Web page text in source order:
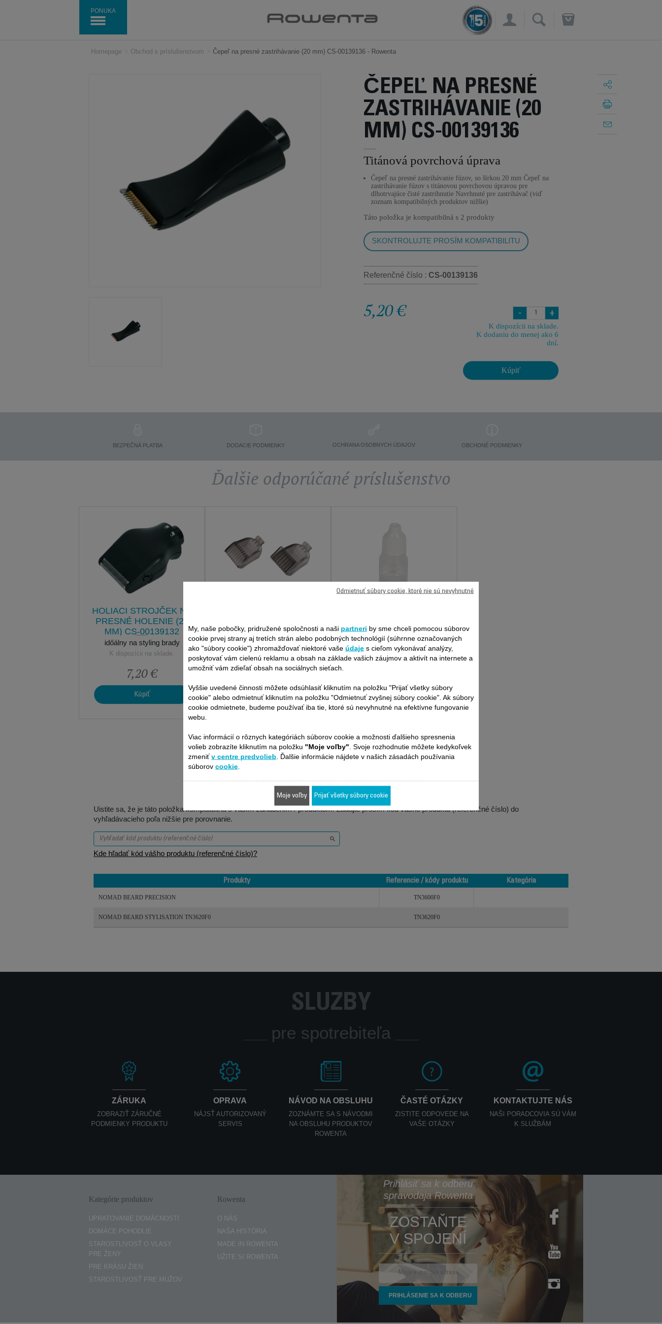
PONUKA
×
Homepage Obchod s príslušenstvom Čepeľ na presné zastrihávanie (20 mm) CS-00139136 - Rowenta
ČEPEĽ NA PRESNÉ
ZASTRIHÁVANIE (20
MM) CS-00139136
Titánová povrchová úprava
Čepeľ na presné zastrihávanie fúzov, so šírkou 20 mm Čepeľ na
zastrihávanie fúzov s titánovou povrchovou úpravou pre
dlhotrvajúce čisté zastrihnutie Navrhnuté pre zastrihávač (viď
zoznam kompatibilných produktov nižšie)
Táto položka je kompatibilná s 2 produkty
SKONTROLUJTE PROSÍM KOMPATIBILITU
Referenčné číslo : CS-00139136
5,20 € - +
K dispozícii na sklade.
K dodaniu do menej ako 6
dní.
Kúpiť
BEZPEČNÁ PLATBA DODACIE PODMIENKY OCHRANA OSOBNYCH ÚDAJOV OBCHDNÉ PODMIENKY
Ďalšie odporúčané príslušenstvo
HOLIACI STROJČEK NA
PRESNÉ HOLENIE (25
MM) CS-00139132
időálny na styling brady
K dispozícii na sklade.
7,20 €
Kúpiť
00139133
Praktický
K dispozícii na sklade.
4,10 €
Kúpiť
Na správne fungovanie
zastrihávača.
K dispozícii na sklade.
Kúpiť
Je vhodné pre 2 produktov
Uistite sa, že je táto položka kompatibilná s vaším zariadením / produktom. Zadajte prosím kód vášho produktu (referenčné číslo) do
vyhľadávacieho poľa nižšie pre porovnanie.
Kde hľadať kód vášho produktu (referenčné číslo)?
Produkty Referencie / kódy produktu
Kategória
NOMAD BEARD PRECISION TN3600F0
NOMAD BEARD STYLISATION TN3620F0 TN3620F0
SLUŽBY
pre spotrebiteľa
ZÁRUKA
ZOBRAZIŤ ZÁRUČNÉ
PODMIENKY PRODUKTU
OPRAVA
NÁJSŤ AUTORIZOVANÝ
SERVIS
NÁVOD NA OBSLUHU
ZOZNÁMTE SA S NÁVODMI
NA OBSLUHU PRODUKTOV
ROWENTA
ČASTÉ OTÁZKY
ZISTITE ODPOVEDE NA
VAŠE OTÁZKY
KONTAKTUJTE NÁS
NAŠI PORADCOVIA SÚ VÁM
K SLUŽBÁM
Kategórie produktov
UPRATOVANIE DOMÁCNOSTI
DOMÁCE POHODLIE
STAROSTLIVOSŤ O VLASY
PRE ŽENY
PRE KRÁSU ŽIEN
STAROSTLIVOSŤ PRE MUŽOV
Rowenta
O NÁS
NAŠA HISTÓRIA
MADE IN ROWENTA
UŽITE SI ROWENTA
Prihlásiť sa k odberu
spravodaja Rowenta
ZOSTAŇTE
V SPOJENÍ
My, naše pobočky, pridružené spoločnosti a naši partneri by sme chceli pomocou súborov
cookie prvej strany aj tretích strán alebo podobných technológií (súhrnne označovaných
ako "súbory cookie") zhromažďovať niektoré vaše údaje s cieľom vykonávať analýzy,
poskytovať vám cielenú reklamu a obsah na základe vašich záujmov a aktivít na internete a
umožniť vám zdieľať obsah na sociálnych sieťach.
Vyššie uvedené činnosti môžete odsúhlasiť kliknutím na položku "Prijať všetky súbory
cookie" alebo odmietnuť kliknutím na položku "Odmietnuť zvyšnej súbory cookie". Ak súbory
cookie odmietnete, budeme používať iba tie, ktoré sú nevyhnutné na efektívne fungovanie
webu.
Viac informácií o rôznych kategóriách súborov cookie a možnosti ďalšieho spresnenia
volieb zobrazíte kliknutím na položku "Moje voľby" . Svoje rozhodnutie môžete kedykoľvek
zmeniťv centre predvolieb . Ďalšie informácie nájdete v našich zásadách používania
súborov cookie
Odmietnuť súbory cookie, ktoré nie sú nevyhnutné
Moje voľby Prijať všetky súbory cookie